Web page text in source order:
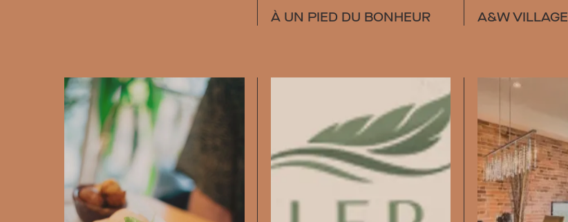
À UN PIED DU BONHEUR A&W VILLAGE